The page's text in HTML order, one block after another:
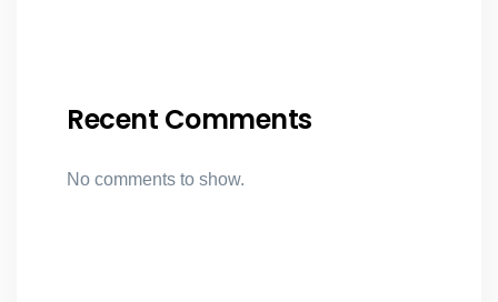
Recent Comments
No comments to show.